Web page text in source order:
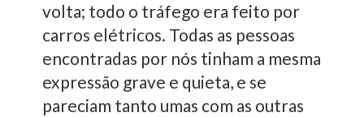
volta; todo o tráfego era feito por
carros elétricos. Todas as pessoas
encontradas por nós tinham a mesma
expressão grave e quieta, e se
pareciam tanto umas com as outras